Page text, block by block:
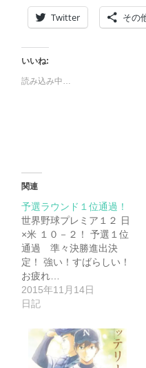
Twitter その
いいね:
読み込み中…
関連
予選ラウンド１位通過！
世界野球プレミア１２ 日
×米 １０－２！ 予選１位
通過 準々決勝進出決
定！ 強い！すばらしい！
お疲れ…
2015年11月14日
日記